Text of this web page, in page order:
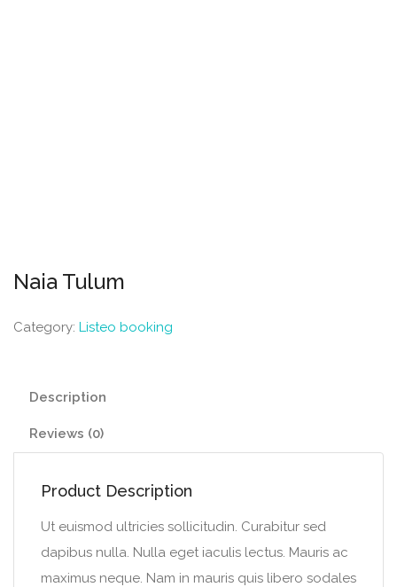
Naia Tulum
Category: Listeo booking
Description
Reviews (0)
Product Description
Ut euismod ultricies sollicitudin. Curabitur sed
dapibus nulla. Nulla eget iaculis lectus. Mauris ac
maximus neque. Nam in mauris quis libero sodales